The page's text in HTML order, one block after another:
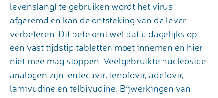
levenslang) te gebruiken wordt het virus
afgeremd en kan de ontsteking van de lever
verbeteren. Dit betekent wel dat u dagelijks op
een vast tijdstip tabletten moet innemen en hier
niet mee mag stoppen. Veelgebruikte nucleoside
analogen zijn: entecavir, tenofovir, adefovir,
lamivudine en telbivudine. Bijwerkingen van